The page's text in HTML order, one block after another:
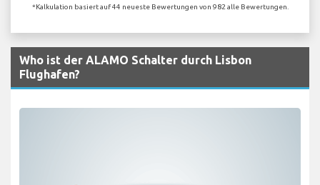
*Kalkulation basiert auf 44 neueste Bewertungen von 982 alle Bewertungen.
Who ist der ALAMO Schalter durch Lisbon
Flughafen?